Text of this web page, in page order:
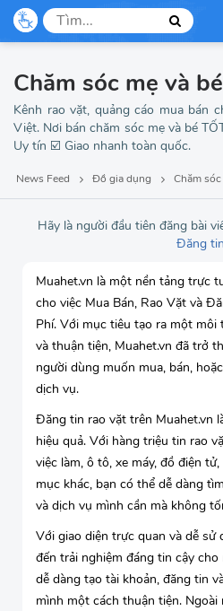
Mẹ và bé
Thời trang
Việc làm, tuyển dụng
Chăm sóc mẹ và bé
Kênh rao vặt, quảng cáo mua bán
Việt. Nơi bán chăm sóc mẹ và bé
Uy tín ☑️ Giao nhanh toàn quốc.
News Feed Đồ gia dụng Chăm
Hãy là người đầu tiên đăng bài
Đăng tin
Muahet.vn là một nền tảng trực
cho việc Mua Bán, Rao Vặt và
Phí. Với mục tiêu tạo ra một môi
và thuận tiện, Muahet.vn đã trở
người dùng muốn mua, bán,
dịch vụ.
Đăng tin rao vặt trên Muahet.vn
hiệu quả. Với hàng triệu tin rao
việc làm, ô tô, xe máy, đồ điện
mục khác, bạn có thể dễ dàng
và dịch vụ mình cần mà không
Với giao diện trực quan và dễ sử
đến trải nghiệm đáng tin cậy
dễ dàng tạo tài khoản, đăng tin
mình một cách thuận tiện. Ngoài